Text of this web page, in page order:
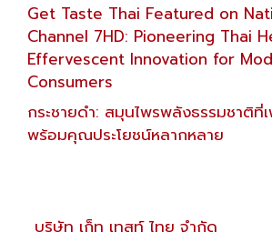
Get Taste Thai Featured on
Channel 7HD: Pioneering Thai
Effervescent Innovation for
Consumers
กระชายดำ: สมุนไพรพลังธรรมชาติที่
พร้อมคุณประโยชน์หลากหลาย
บริษัท เก็ท เทสท์ ไทย จำกัด